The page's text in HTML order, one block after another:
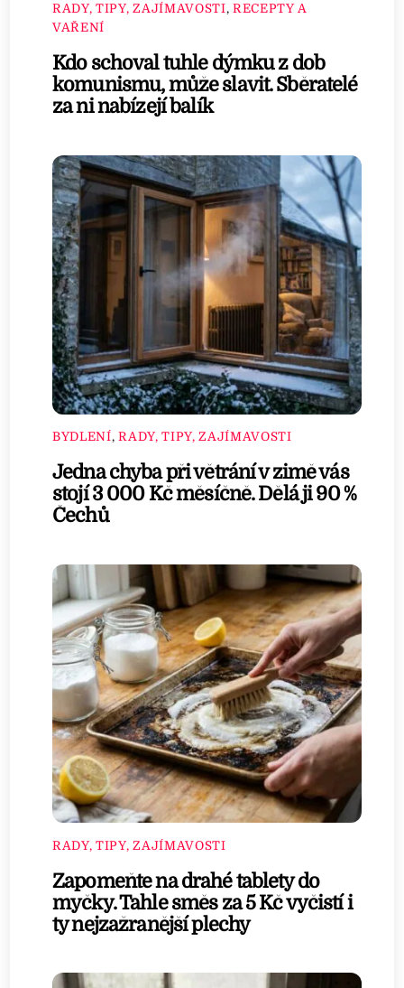
RADY, TIPY, ZAJÍMAVOSTI, RECEPTY A
VAŘENÍ
Kdo schoval tuhle dýmku z dob
komunismu, může slavit. Sběratelé
za ni nabízejí balík
BYDLENÍ,RADY, TIPY, ZAJÍMAVOSTI
Jedna chyba při větrání v zimě vás
stojí 3 000 Kč měsíčně. Dělá ji 90 %
Čechů
RADY, TIPY, ZAJÍMAVOSTI
Zapomeňte na drahé tablety do
myčky. Tahle směs za 5 Kč vyčistí i
ty nejzažranější plechy